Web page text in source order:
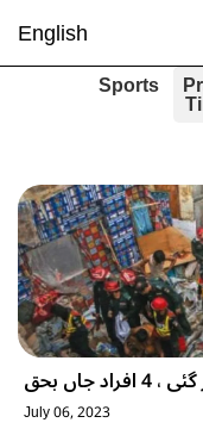
English
Sports
بحق
July 06, 2023